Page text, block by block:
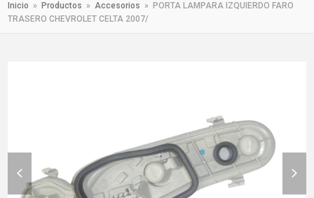
Inicio » Productos » Accesorios »
PORTA LAMPARA IZQUIERDO FARO
TRASERO CHEVROLET CELTA 2007/
slide